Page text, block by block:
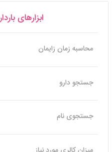
ابزارهای
محاسبه زمان زایمان
جستجو دارو
جستجوی نام